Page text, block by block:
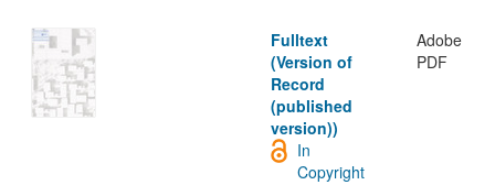
Fulltext
(Version of
Record
(published
version))
Adobe
PDF
In
Copyright